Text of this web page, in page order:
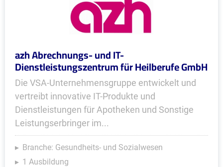
azh Abrechnungs- und IT-
Dienstleistungszentrum für Heilberufe GmbH
Die VSA-Unternehmensgruppe entwickelt und
vertreibt innovative IT-Produkte und
Dienstleistungen für Apotheken und Sonstige
Leistungserbringer im...
Branche: Gesundheits- und Sozialwesen
1 Ausbildung